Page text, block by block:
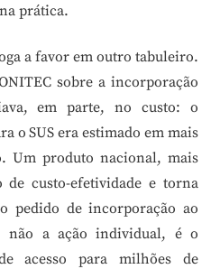
prática.
a favor em outro tabuleiro.
sobre a incorporação
em parte, no custo: o
o SUS era estimado em mais
Um produto nacional, mais
de custo-efetividade e torna
pedido de incorporação ao
não a ação individual, é o
acesso para milhões de